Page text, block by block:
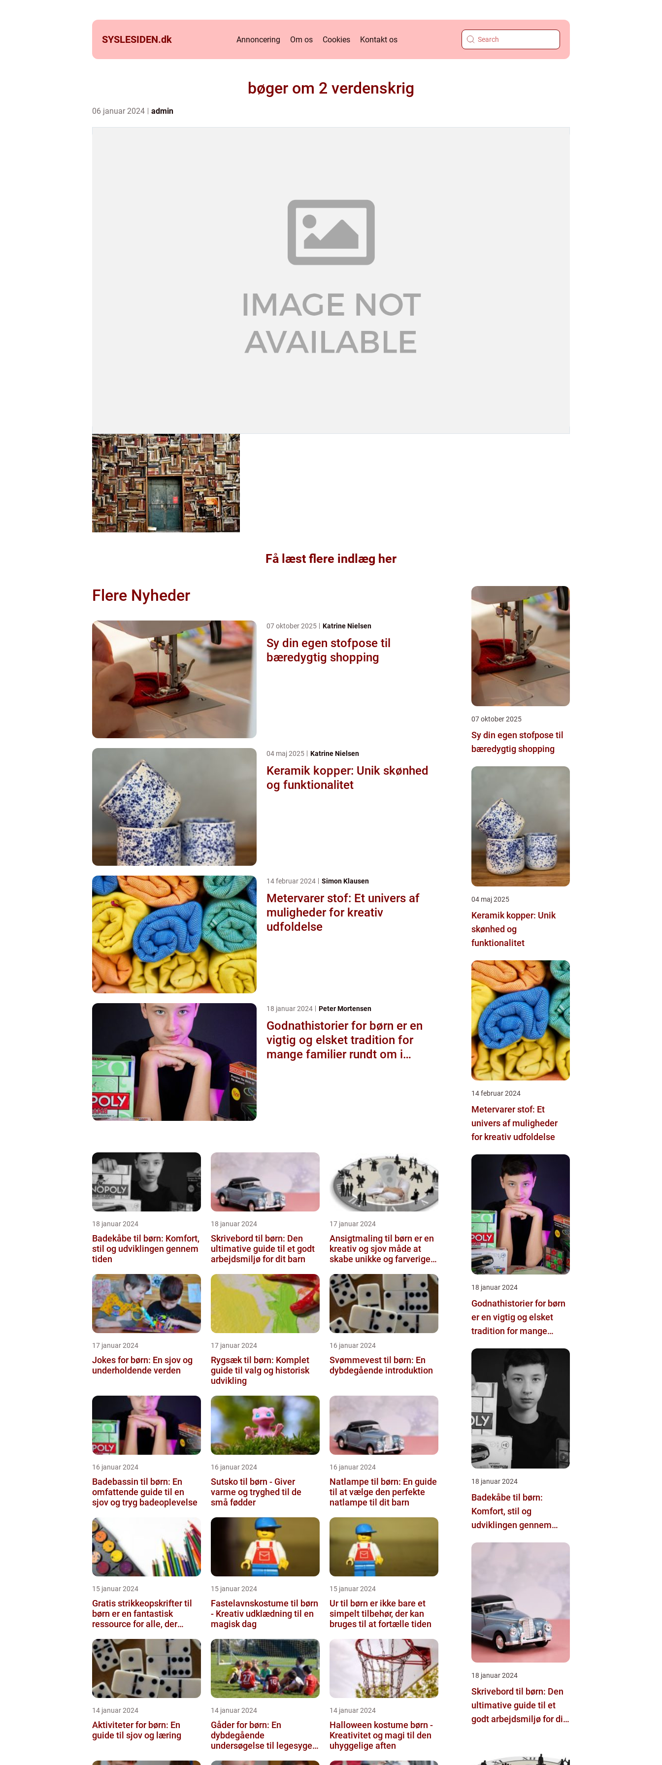
SYSLESIDEN.dk Annoncering Om os Cookies Kontakt os
bøger om 2 verdenskrig
06 januar 2024 admin
Få læst flere indlæg her
Flere Nyheder
07 oktober 2025 Katrine Nielsen
Sy din egen stofpose til
bæredygtig shopping
04 maj 2025 Katrine Nielsen
Keramik kopper: Unik skønhed
og funktionalitet
14 februar 2024 Simon Klausen
Metervarer stof: Et univers af
muligheder for kreativ
udfoldelse
18 januar 2024 Peter Mortensen
Godnathistorier for børn er en
vigtig og elsket tradition for
mange familier rundt om i
18 januar 2024
Badekåbe til børn: Komfort,
stil og udviklingen gennem
tiden
18 januar 2024
Skrivebord til børn: Den
ultimative guide til et godt
arbejdsmiljø for dit barn
17 januar 2024
Ansigtmaling til børn er en
kreativ og sjov måde at
skabe unikke og farverige
17 januar 2024
Jokes for børn: En sjov og
underholdende verden
17 januar 2024
Rygsæk til børn: Komplet
guide til valg og historisk
udvikling
16 januar 2024
Svømmevest til børn: En
dybdegående introduktion
16 januar 2024
Badebassin til børn: En
omfattende guide til en
sjov og tryg badeoplevelse
16 januar 2024
Sutsko til børn - Giver
varme og tryghed til de
små fødder
16 januar 2024
Natlampe til børn: En guide
til at vælge den perfekte
natlampe til dit barn
15 januar 2024
Gratis strikkeopskrifter til
børn er en fantastisk
ressource for alle, der
15 januar 2024
Fastelavnskostume til børn
- Kreativ udklædning til en
magisk dag
15 januar 2024
Ur til børn er ikke bare et
simpelt tilbehør, der kan
bruges til at fortælle tiden
14 januar 2024
Aktiviteter for børn: En
guide til sjov og læring
14 januar 2024
Gåder for børn: En
dybdegående
undersøgelse til legesyge
14 januar 2024
Halloween kostume børn -
Kreativitet og magi til den
uhyggelige aften
07 oktober 2025
Sy din egen stofpose til
bæredygtig shopping
04 maj 2025
Keramik kopper: Unik
skønhed og
funktionalitet
14 februar 2024
Metervarer stof: Et
univers af muligheder
for kreativ udfoldelse
18 januar 2024
Godnathistorier for børn
er en vigtig og elsket
tradition for mange
18 januar 2024
Badekåbe til børn:
Komfort, stil og
udviklingen gennem
18 januar 2024
Skrivebord til børn: Den
ultimative guide til et
godt arbejdsmiljø for dit